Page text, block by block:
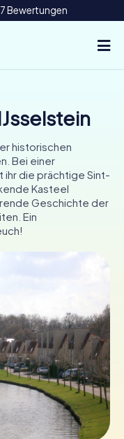
Bewertungen
historischen
Bei einer
ihr die prächtige Sint-
Kasteel
Geschichte der
Ein